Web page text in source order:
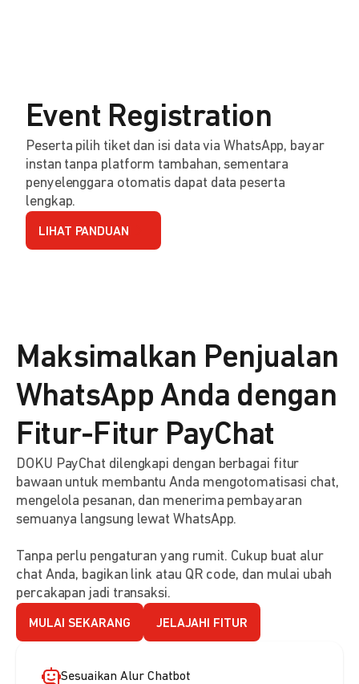
Event Registration
Peserta pilih tiket dan isi data via WhatsApp, bayar
instan tanpa platform tambahan, sementara
penyelenggara otomatis dapat data peserta
lengkap.
LIHAT PANDUAN
Maksimalkan Penjualan
WhatsApp Anda dengan
Fitur-Fitur PayChat
DOKU PayChat dilengkapi dengan berbagai fitur
bawaan untuk membantu Anda mengotomatisasi chat,
mengelola pesanan, dan menerima pembayaran
semuanya langsung lewat WhatsApp.
Tanpa perlu pengaturan yang rumit. Cukup buat alur
chat Anda, bagikan link atau QR code, dan mulai ubah
percakapan jadi transaksi.
MULAI SEKARANG JELAJAHI FITUR
Sesuaikan Alur Chatbot